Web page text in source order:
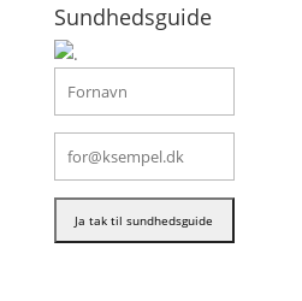
Sundhedsguide